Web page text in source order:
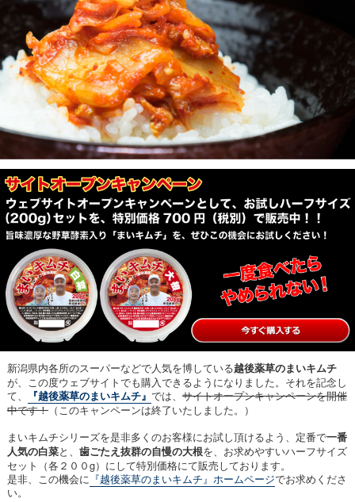
新潟県内各所のスーパーなどで人気を博している越後薬草のまいキムチ
が、この度ウェブサイトでも購入できるようになりました。それを記念し
て、
『越後薬草のまいキムチ』 では、 サイトオープンキャンペーンを開催
中です！（このキャンペーンは終了いたしました。）
まいキムチシリーズを是非多くのお客様にお試し頂けるよう、定番で一番
人気の白菜と、 歯ごたえ抜群の自慢の大根を、お求めやすいハーフサイズ
セット（各２００g）にして特別価格にて販売しております。
是非、この機会に 『越後薬草のまいキムチ』ホームページでお求めくださ
い。